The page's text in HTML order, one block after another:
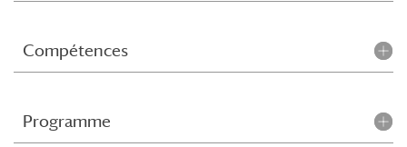
Compétences
Programme